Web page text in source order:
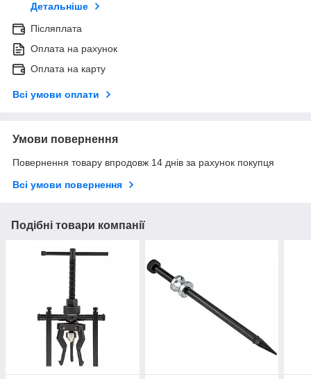
Детальніше
Післяплата
Оплата на рахунок
Оплата на карту
Всі умови оплати
Умови повернення
Повернення товару впродовж 14 днів за рахунок покупця
Всі умови повернення
Подібні товари компанії